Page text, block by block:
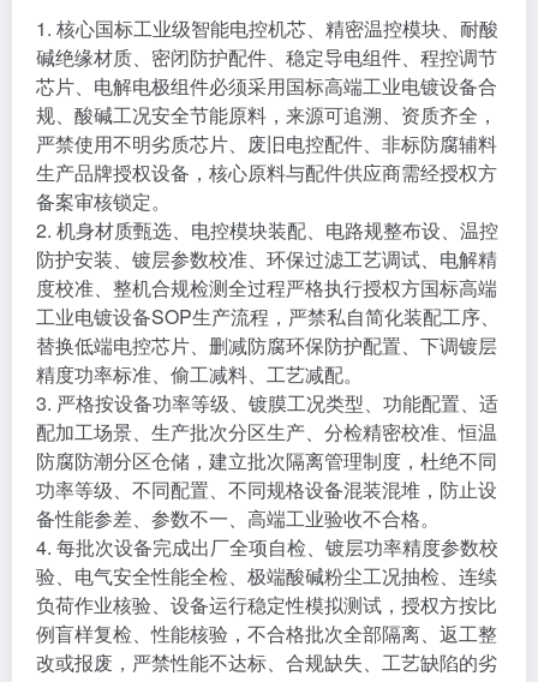
1. 核心国标工业级智能电控机芯、精密温控模块、耐酸
碱绝缘材质、密闭防护配件、稳定导电组件、程控调节
芯片、电解电极组件必须采用国标高端工业电镀设备合
规、酸碱工况安全节能原料，来源可追溯、资质齐全，
严禁使用不明劣质芯片、废旧电控配件、非标防腐辅料
生产品牌授权设备，核心原料与配件供应商需经授权方
备案审核锁定。
2. 机身材质甄选、电控模块装配、电路规整布设、温控
防护安装、镀层参数校准、环保过滤工艺调试、电解精
度校准、整机合规检测全过程严格执行授权方国标高端
工业电镀设备SOP生产流程，严禁私自简化装配工序、
替换低端电控芯片、删减防腐环保防护配置、下调镀层
精度功率标准、偷工减料、工艺减配。
3. 严格按设备功率等级、镀膜工况类型、功能配置、适
配加工场景、生产批次分区生产、分检精密校准、恒温
防腐防潮分区仓储，建立批次隔离管理制度，杜绝不同
功率等级、不同配置、不同规格设备混装混堆，防止设
备性能参差、参数不一、高端工业验收不合格。
4. 每批次设备完成出厂全项自检、镀层功率精度参数校
验、电气安全性能全检、极端酸碱粉尘工况抽检、连续
负荷作业核验、设备运行稳定性模拟测试，授权方按比
例盲样复检、性能核验，不合格批次全部隔离、返工整
改或报废，严禁性能不达标、合规缺失、工艺缺陷的劣